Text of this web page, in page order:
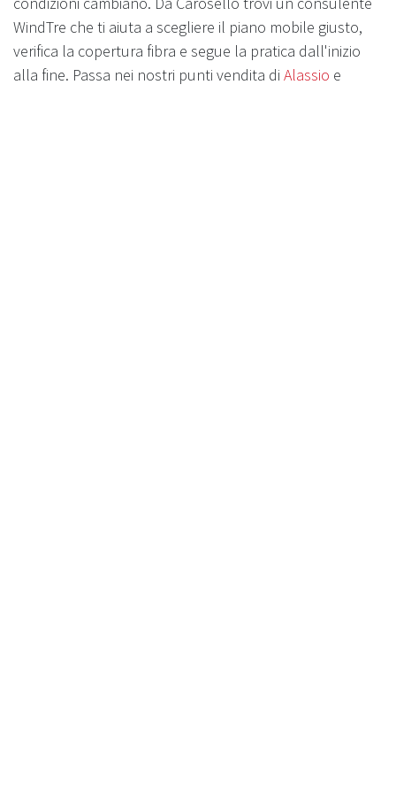
WindTre che ti aiuta a scegliere il piano mobile giusto,
verifica la copertura fibra e segue la pratica dall'inizio
alla fine. Passa nei nostri punti vendita di Alassio e